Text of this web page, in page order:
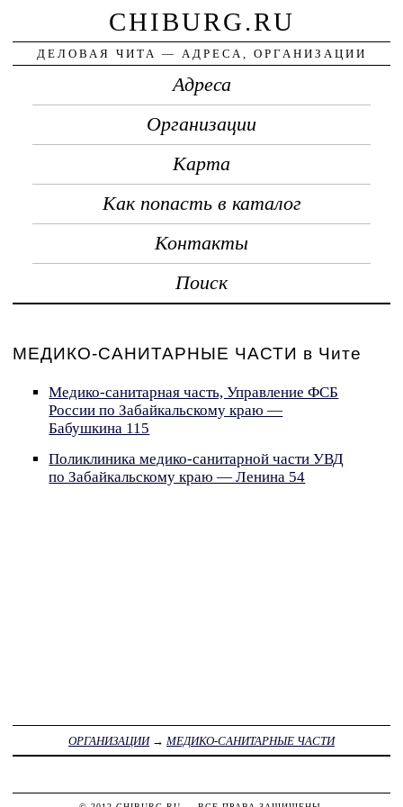
CHIBURG.RU
ДЕЛОВАЯ ЧИТА — АДРЕСА, ОРГАНИЗАЦИИ
Адреса
Организации
Карта
Как попасть в каталог
Контакты
Поиск
МЕДИКО-САНИТАРНЫЕ ЧАСТИ в Чите
Медико-санитарная часть, Управление ФСБ
России по Забайкальскому краю —
Бабушкина 115
Поликлиника медико-санитарной части УВД
по Забайкальскому краю — Ленина 54
ОРГАНИЗАЦИИ→ МЕДИКО-САНИТАРНЫЕ ЧАСТИ